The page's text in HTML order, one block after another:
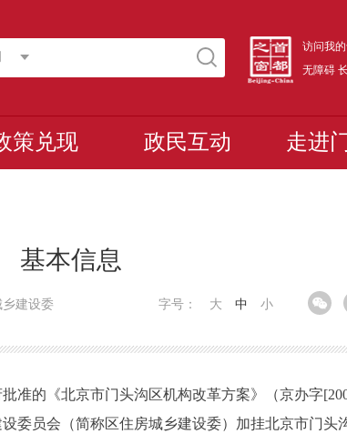
访问我
无障碍
策兑现 政民互动 走进
基本信息
乡建设委 字号： 大 中 小
准的《北京市门头沟区机构改革方案》（京办字
委员会（简称区住房城乡建设委）加挂北京市门头